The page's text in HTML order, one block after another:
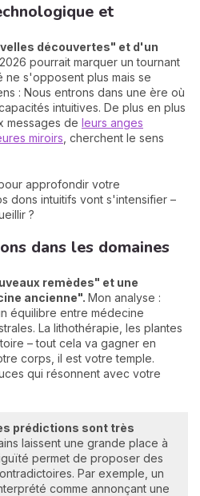
et
découvertes" et d'un
2026 pourrait marquer un tournant
ne s'opposent plus mais se
: Nous entrons dans une ère où
intuitives. De plus en plus
messages de leurs anges
miroirs , cherchent le sens
approfondir votre
dons intuitifs vont s'intensifier –
?
dans les domaines
remèdes" et une
ancienne". Mon analyse :
équilibre entre médecine
La lithothérapie, les plantes
– tout cela va gagner en
corps, il est votre temple.
qui résonnent avec votre
prédictions sont très
laissent une grande place à
permet de proposer des
Par exemple, un
comme annonçant une